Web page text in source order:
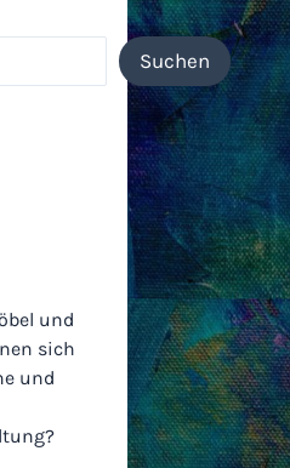
Suchen
und
sich
und